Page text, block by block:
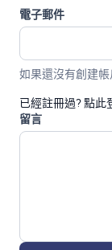
電子郵件
如果還沒有創建
已經註冊過? 點此
留言